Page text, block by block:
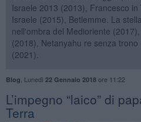
Israele 2013 (2013), Francesco
Israele (2015), Betlemme. La
nell'ombra del Medioriente
(2018), Netanyahu re senza
(2021).
Blog Lunedì 22 Gennaio 2018ore 11:22
L’impegno “laico” di
Terra